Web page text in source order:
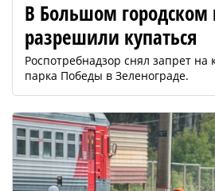
В Большом городском
разрешили купаться
Роспотребнадзор снял запрет на
парка Победы в Зеленограде.